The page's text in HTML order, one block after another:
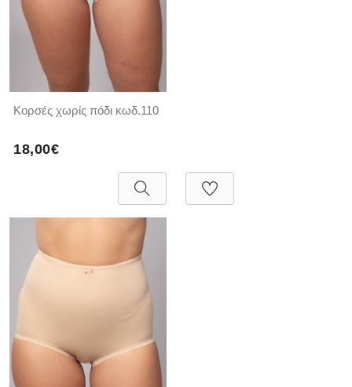
Κορσές χωρίς πόδι κωδ.110
18,00€